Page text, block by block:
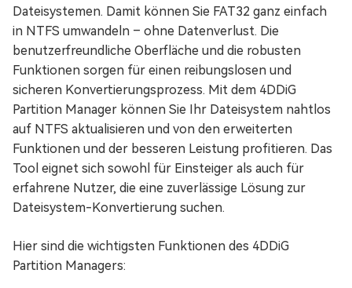
Dateisystemen. Damit können Sie FAT32 ganz einfach
in NTFS umwandeln – ohne Datenverlust. Die
benutzerfreundliche Oberfläche und die robusten
Funktionen sorgen für einen reibungslosen und
sicheren Konvertierungsprozess. Mit dem 4DDiG
Partition Manager können Sie Ihr Dateisystem nahtlos
auf NTFS aktualisieren und von den erweiterten
Funktionen und der besseren Leistung profitieren. Das
Tool eignet sich sowohl für Einsteiger als auch für
erfahrene Nutzer, die eine zuverlässige Lösung zur
Dateisystem-Konvertierung suchen.
Hier sind die wichtigsten Funktionen des 4DDiG
Partition Managers: